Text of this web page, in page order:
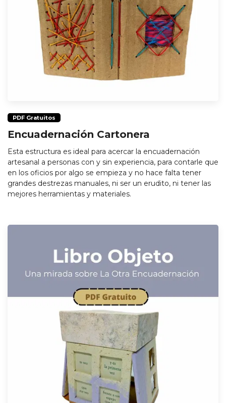
PDF Gratuitos
Encuadernación Cartonera
Esta estructura es ideal para acercar la encuadernación
artesanal a personas con y sin experiencia, para contarle que
en los oficios por algo se empieza y no hace falta tener
grandes destrezas manuales, ni ser un erudito, ni tener las
mejores herramientas y materiales.